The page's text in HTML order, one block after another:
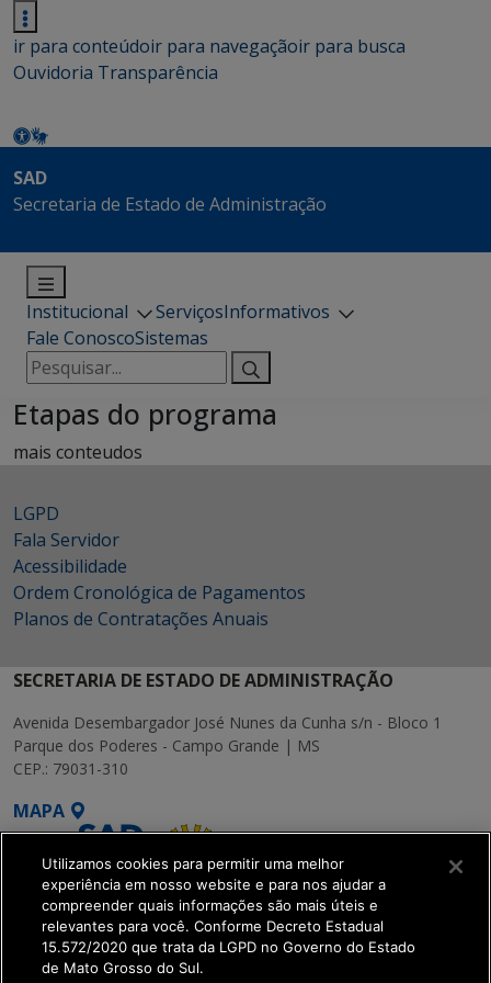
ir para conteúdoir para navegaçãoir para busca
Ouvidoria Transparência
SAD
Secretaria de Estado de Administração
Institucional ServiçosInformativos
Fale ConoscoSistemas
Pesquisar
por:
Etapas do programa
mais conteudos
LGPD
Fala Servidor
Acessibilidade
Ordem Cronológica de Pagamentos
Planos de Contratações Anuais
SECRETARIA DE ESTADO DE ADMINISTRAÇÃO
Avenida Desembargador José Nunes da Cunha s/n - Bloco 1
Parque dos Poderes - Campo Grande | MS
CEP.: 79031-310
MAPA
SETDIG | Secretaria-
Utilizamos cookies para permitir uma melhor
experiência em nosso website e para nos ajudar a
compreender quais informações são mais úteis e
relevantes para você. Conforme Decreto Estadual
15.572/2020 que trata da LGPD no Governo do Estado
de Mato Grosso do Sul.